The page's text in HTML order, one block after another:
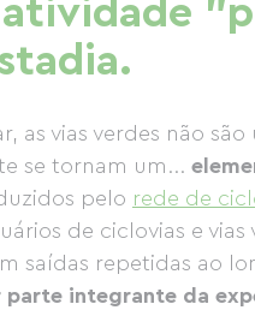
vias verdes não são
se tornam um...
pelo rede de
de ciclovias e
saídas repetidas ao
parte integrante da